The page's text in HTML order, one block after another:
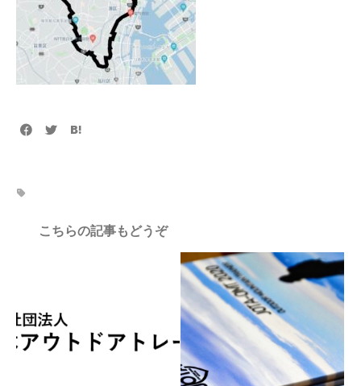
こちらの記事もどうぞ